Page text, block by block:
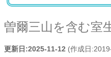
曽爾三山を含む室
更新日:2025-11-12 (作成日: